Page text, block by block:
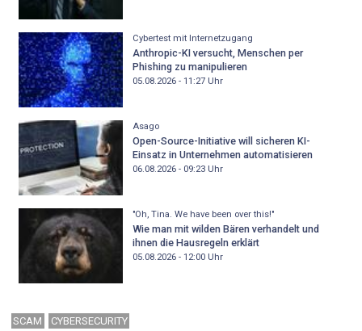
Cybertest mit Internetzugang
Anthropic-KI versucht, Menschen per
Phishing zu manipulieren
05.08.2026 - 11:27Uhr
Asago
Open-Source-Initiative will sicheren KI-
Einsatz in Unternehmen automatisieren
06.08.2026 - 09:23Uhr
"Oh, Tina. We have been over this!"
Wie man mit wilden Bären verhandelt und
ihnen die Hausregeln erklärt
05.08.2026 - 12:00Uhr
SCAM CYBERSECURITY